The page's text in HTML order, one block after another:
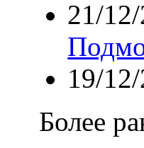
21/
19/
Более